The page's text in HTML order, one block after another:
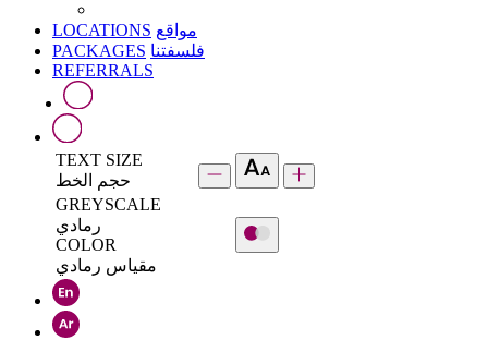
LOCATIONS مواقع
PACKAGES فلسفتنا
REFERRALS
TEXT SIZE
حجم الخط
GREYSCALE
رمادي
COLOR
مقياس رمادي